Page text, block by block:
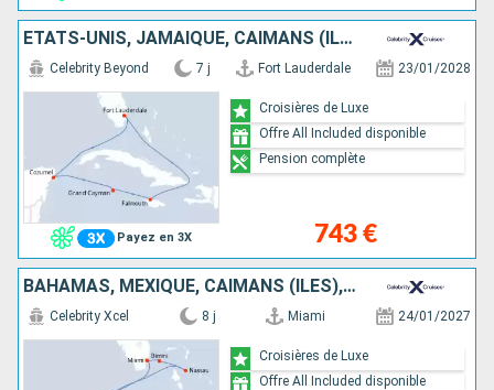
ÉTATS-UNIS, JAMAÏQUE, CAÏMANS (ÎLES), MEXIQUE
Payez en 3X
Celebrity Beyond 7 j Fort Lauderdale 23/01/2028
743 €
Croisières de Luxe
Offre All Included disponible
Pension complète
BAHAMAS, MEXIQUE, CAÏMANS (ÎLES), ÉTATS-UNIS
Celebrity Xcel 8 j Miami 24/01/2027
Croisières de Luxe
Offre All Included disponible